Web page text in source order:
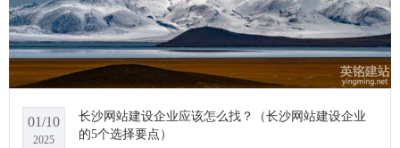
01/10
2025
长沙网站建设企业应该怎么找？（长沙网站建设企业
的5个选择要点）